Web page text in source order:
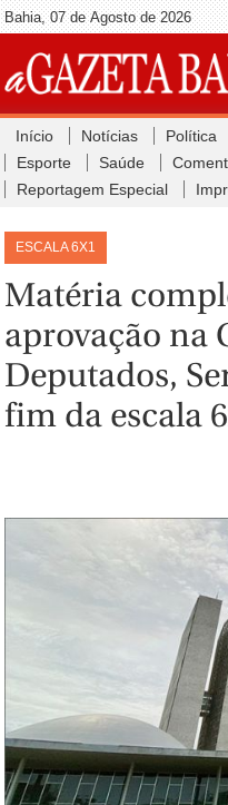
Bahia, 07 de Agosto de 2026
Início Notícias Política
Esporte
Saúde
Reportagem Especial
ESCALA 6X1
Matéria
aprovação na
Deputados,
fim da escala